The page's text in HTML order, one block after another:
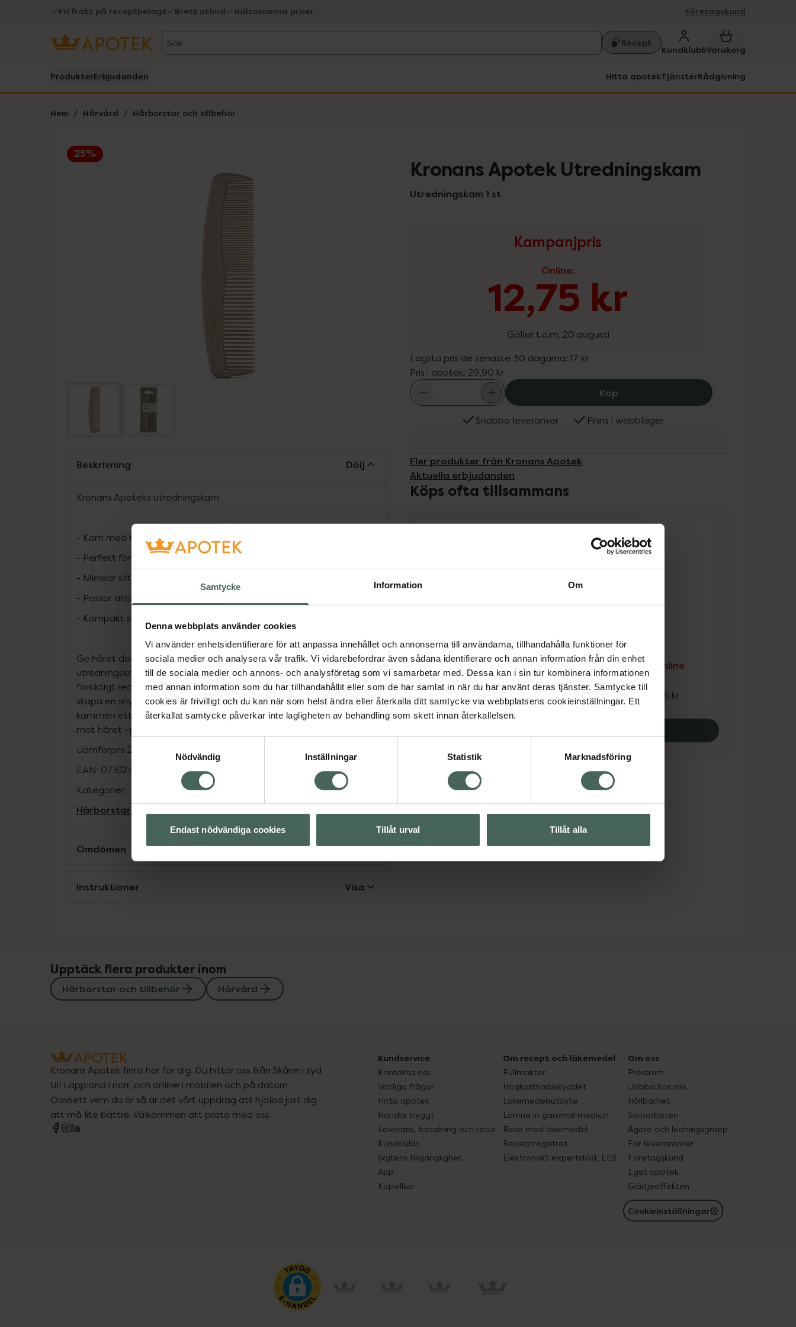
Samtycke Information Om
Denna webbplats använder cookies
Vi använder enhetsidentifierare för att anpassa innehållet och annonserna till användarna, tillhandahålla funktioner för
sociala medier och analysera vår trafik. Vi vidarebefordrar även sådana identifierare och annan information från din enhet
till de sociala medier och annons- och analysföretag som vi samarbetar med. Dessa kan i sin tur kombinera informationen
med annan information som du har tillhandahållit eller som de har samlat in när du har använt deras tjänster. Samtycke till
cookies är frivilligt och du kan när som helst ändra eller återkalla ditt samtycke via webbplatsens cookieinställningar. Ett
återkallat samtycke påverkar inte lagligheten av behandling som skett innan återkallelsen.
Nödvändig
Inställningar Statistik Marknadsföring
Endast nödvändiga cookies Tillåt urval Tillåt alla
Fri frakt på receptbelagt Brett utbud Hälsosamma priser Företagskund
Sök Recept
KundklubbVarukorg
ProdukterErbjudanden Hitta apotekTjänsterRådgivning
Hem Hårvård Hårborstar och tillbehör
25%
Lista: . Innehåller 2 objekt.
Kronans Apotek Utredningskam
Utredningskam 1 st
Kampanjpris
Online:
12,75 kr
Gäller t.o.m. 20 augusti
Lägsta pris de senaste 30 dagarna: 17 kr
Pris i apotek: 29,90 kr
Köp Kronans Apotek Utredningskam,
Snabba leveranser Finns i webblager
Fler produkter från Kronans Apotek
Aktuella erbjudanden
Köps ofta tillsammans
3.9 av 5 i omdöme
Utredningskam 1 st
Kampanjpris online
12,75 kr
Tidigare pris: 17 kr
4.5 av 5 i omdöme
Hårborste 1 st
Kampanjpris online
33,75 kr
Tidigare pris: 45 kr
Köp båda för:
46,50 kr
Beskrivning Dölj
Kronans Apoteks utredningskam
- Kam med tänder i två olika nivåer
- Perfekt för både styling och utredning – vått som torrt
- Minskar slitage och trassel
- Passar alla hårtyper – varje dag, året runt
- Kompakt storlek – perfekt att ta med på resan
Ge håret den omtanke det förtjänar! Kronans Apoteks
utredningskam är designad med två olika nivåer av tänder som
försiktigt reder ut tovor utan att dra eller slita. Oavsett om du vill
skapa en snygg frisyr eller bara få ordning efter duschen är den här
kammen ett måste i din hårvårdsrutin. Smidig att använda, snäll
mot håret –perfekt både hemma och på resande fot!
Jämförpris 29,90 kr
EAN: 07312489981361
Kategorier:
Hårborstar och tillbehör
Omdömen Visa
Instruktioner Visa
Upptäck flera produkter inom
Hårborstar och tillbehör Hårvård
Kronans Apotek finns här för dig. Du hittar oss från Skåne i syd
till Lappland i norr, och online i mobilen och på datorn.
Oavsett vem du är så är det vårt uppdrag att hjälpa just dig
att må lite bättre. Välkommen att prata med oss.
Kundservice
Kontakta oss
Vanliga frågor
Hitta apotek
Handla tryggt
Leverans, betalning och retur
Kundklubb
Sajtens tillgänglighet
App
Köpvillkor
Om recept och läkemedel
Fullmakter
Högkostnadsskyddet
Läkemedelsutbyte
Lämna in gammal medicin
Resa med läkemedel
Receptregistret
Elektroniskt expertstöd, EES
Om oss
Pressrum
Jobba hos oss
Hållbarhet
Samarbeten
Ägare och ledningsgrupp
För leverantörer
Företagskund
Eget apotek
Glädjeeffekten
Cookieinställningar